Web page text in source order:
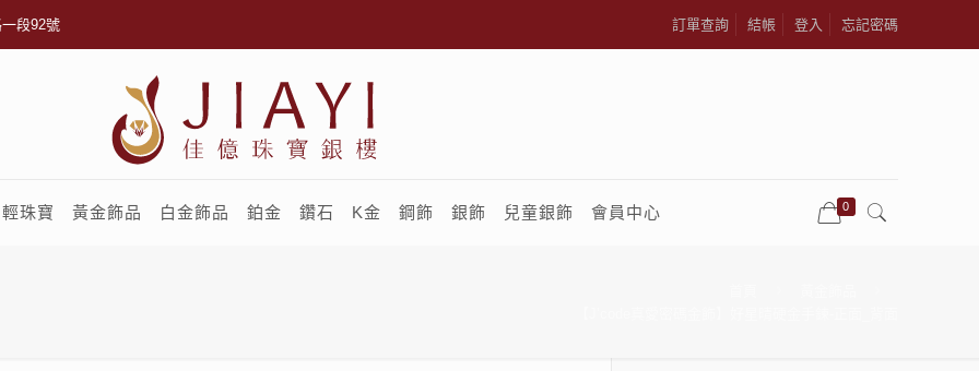
段92號 訂單查詢 結帳 登入 忘記密碼
輕珠寶 黃金飾品 白金飾品 鉑金 鑽石 K金 鋼飾 銀飾 兒童銀飾 會員中心 0